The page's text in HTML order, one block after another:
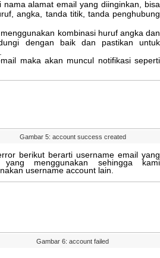
nama alamat email yang diinginkan
bisa
angka tanda titik, tanda penghubung
menggunakan kombinasi huruf angka dan
dengan baik dan pastikan
untuk
maka akan muncul notifikasi seperti
Gambar 5: account success created
berikut berarti username email yang
yang menggunakan sehingga
kami
username account lain
Gambar 6: account failed